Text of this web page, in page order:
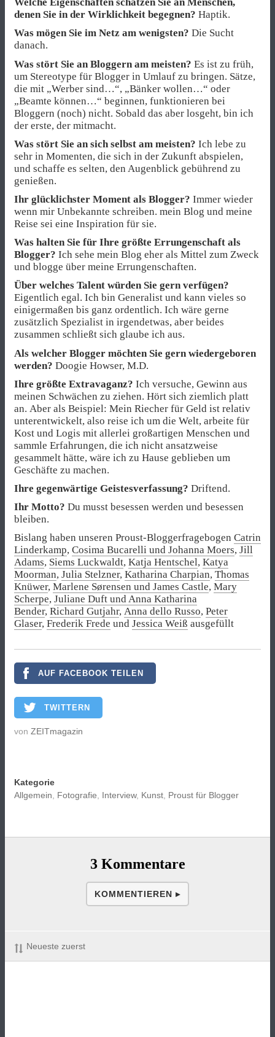
denen Sie in der Wirklichkeit begegnen? Haptik.
Was mögen Sie im Netz am wenigsten? Die Sucht
danach.
Was stört Sie an Bloggern am meisten? Es ist zu früh,
um Stereotype für Blogger in Umlauf zu bringen. Sätze,
die mit „Werber sind…“, „Bänker wollen…“ oder
„Beamte können…“ beginnen, funktionieren bei
Bloggern (noch) nicht. Sobald das aber losgeht, bin ich
der erste, der mitmacht.
Was stört Sie an sich selbst am meisten? Ich lebe zu
sehr in Momenten, die sich in der Zukunft abspielen,
und schaffe es selten, den Augenblick gebührend zu
genießen.
Ihr glücklichster Moment als Blogger? Immer wieder
wenn mir Unbekannte schreiben. mein Blog und meine
Reise sei eine Inspiration für sie.
Was halten Sie für Ihre größte Errungenschaft als
Blogger? Ich sehe mein Blog eher als Mittel zum Zweck
und blogge über meine Errungenschaften.
Über welches Talent würden Sie gern verfügen?
Eigentlich egal. Ich bin Generalist und kann vieles so
einigermaßen bis ganz ordentlich. Ich wäre gerne
zusätzlich Spezialist in irgendetwas, aber beides
zusammen schließt sich glaube ich aus.
Als welcher Blogger möchten Sie gern wiedergeboren
werden? Doogie Howser, M.D.
Ihre größte Extravaganz? Ich versuche, Gewinn aus
meinen Schwächen zu ziehen. Hört sich ziemlich platt
an. Aber als Beispiel: Mein Riecher für Geld ist relativ
unterentwickelt, also reise ich um die Welt, arbeite für
Kost und Logis mit allerlei großartigen Menschen und
sammle Erfahrungen, die ich nicht ansatzweise
gesammelt hätte, wäre ich zu Hause geblieben um
Geschäfte zu machen.
Ihre gegenwärtige Geistesverfassung? Driftend.
Ihr Motto? Du musst besessen werden und besessen
bleiben.
Bislang haben unseren Proust-Bloggerfragebogen Catrin
Linderkamp, Cosima Bucarelli und Johanna Moers, Jill
Adams, Siems Luckwaldt, Katja Hentschel, Katya
Moorman, Julia Stelzner, Katharina Charpian, Thomas
Knüwer, Marlene Sørensen und James Castle, Mary
Scherpe, Juliane Duft und Anna Katharina
Bender, Richard Gutjahr, Anna dello Russo, Peter
Glaser, Frederik Frede und Jessica Weiß ausgefüllt
AUF FACEBOOK TEILEN
TWITTERN
von ZEITmagazin
Kategorie
Allgemein
Fotografie Interview, Kunst Proust für Blogger
3 Kommentare
KOMMENTIEREN ▸
Neueste zuerst